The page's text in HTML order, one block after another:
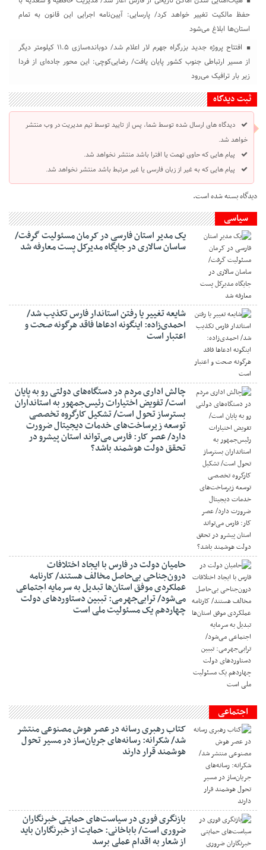
حفظ مالکیت تغییر خواهد کرد/ پارسایی: آیین‌نامه اجرایی این قانون به تمام
استان‌ها ابلاغ می‌‌شود
افتتاح پروژه جدید بزرگراه جهرم لار اعلام شد/ دوبانده‌سازی ۱۱.۵ کیلومتر دیگر
از مسیر ارتباطی جنوب کشور پایان یافت/ رضایی‌کوچی: این محور جاده‌ای از فردا
زیر بار ترافیک می‌رود
ثبت دیدگاه
دیدگاه های ارسال شده توسط شما، پس از تایید توسط تیم مدیریت در وب منتشر
خواهد شد.
پیام هایی که حاوی تهمت یا افترا باشد منتشر نخواهد شد.
پیام هایی که به غیر از زبان فارسی یا غیر مرتبط باشد منتشر نخواهد شد.
دیدگاه بسته شده است.
سیاسی
یک مدیر استان فارسی در کرمان مسئولیت گرفت/
ساسان سالاری در جایگاه مدیرکل پست معارفه شد
شایعه تغییر یا رفتن استاندار فارس تکذیب شد/
احمدی‌زاده: اینگونه ادعاها فاقد هرگونه صحت و
اعتبار است
چالش اداری مردم در دستگاه‌های دولتی رو به پایان
است/ تفویض اختیارات رئیس‌جمهور به استانداران
بسترساز تحول است/ تشکیل کارگروه تخصصی
توسعه زیرساخت‌های خدمات دیجیتال ضرورت
دارد/ عصر کار: فارس می‌تواند استان پیشرو در
تحقق دولت هوشمند باشد؟
حامیان دولت در فارس با ایجاد اختلافات
درون‌جناحی بی‌حاصل مخالف هستند/ کارنامه
عملکردی موفق استان‌ها تبدیل به سرمایه اجتماعی
می‌شود/ ترابی‌جهرمی: تببین دستاوردهای دولت
چهاردهم یک مسئولیت ملی است
اجتماعی
کتاب رهبری رسانه در عصر هوش مصنوعی منتشر
شد/ شکرانه: رسانه‌های جریان‌ساز در مسیر تحول
هوشمند قرار دارند
بازنگری فوری در سیاست‌های حمایتی خبرنگاران
ضروری است/ باباخانی: حمایت از خبرنگاران باید
از شعار به اقدام عملی برسد